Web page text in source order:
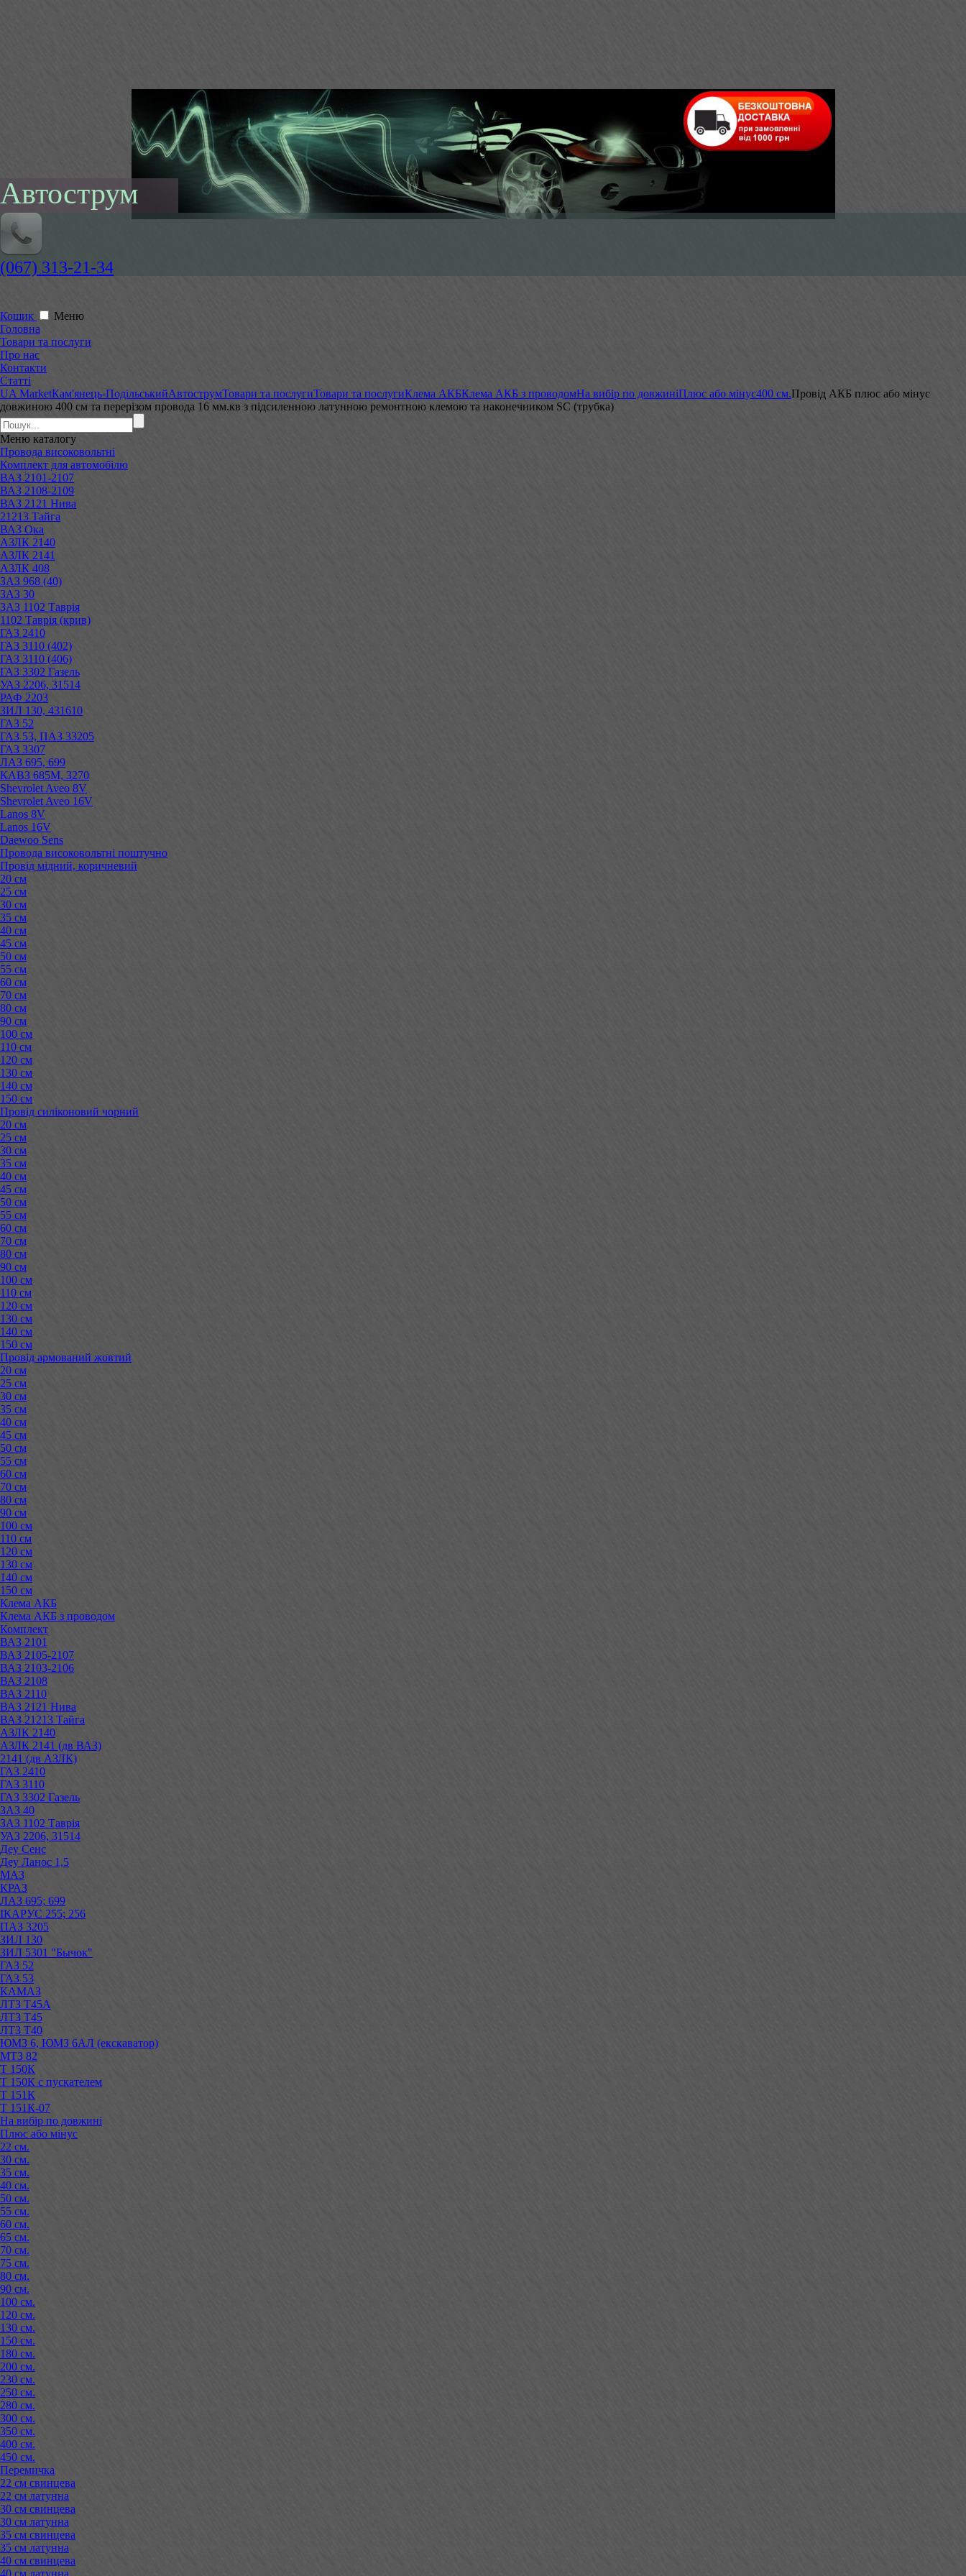
Автострум
(067) 313-21-34
Кошик
Меню
Головна
Товари та послуги
Про нас
Контакти
Статті
UA MarketКам'янець-ПодільськийАвтострумТовари та послугиТовари та послугиКлема АКБКлема АКБ з проводомНа вибір по довжиніПлюс або мінус400 см.Провід АКБ плюс або мінус
довжиною 400 см та перерізом провода 16 мм.кв з підсиленною латунною ремонтною клемою та наконечником SC (трубка)
Меню каталогу
Провода високовольтні
Комплект для автомобілю
ВАЗ 2101-2107
ВАЗ 2108-2109
ВАЗ 2121 Нива
21213 Тайга
ВАЗ Ока
АЗЛК 2140
АЗЛК 2141
АЗЛК 408
ЗАЗ 968 (40)
ЗАЗ 30
ЗАЗ 1102 Таврія
1102 Таврія (крив)
ГАЗ 2410
ГАЗ 3110 (402)
ГАЗ 3110 (406)
ГАЗ 3302 Газель
УАЗ 2206, 31514
РАФ 2203
ЗИЛ 130, 431610
ГАЗ 52
ГАЗ 53, ПАЗ 33205
ГАЗ 3307
ЛАЗ 695, 699
КАВЗ 685М, 3270
Shevrolet Aveo 8V
Shevrolet Aveo 16V
Lanos 8V
Lanos 16V
Daewoo Sens
Провода високовольтні поштучно
Провід мідний, коричневий
20 см
25 см
30 см
35 см
40 см
45 см
50 см
55 см
60 см
70 см
80 см
90 см
100 см
110 см
120 см
130 см
140 см
150 см
Провід силіконовий чорний
20 см
25 см
30 см
35 см
40 см
45 см
50 см
55 см
60 см
70 см
80 см
90 см
100 см
110 см
120 см
130 см
140 см
150 см
Провід армований жовтий
20 см
25 см
30 см
35 см
40 см
45 см
50 см
55 см
60 см
70 см
80 см
90 см
100 см
110 см
120 см
130 см
140 см
150 см
Клема АКБ
Клема АКБ з проводом
Комплект
ВАЗ 2101
ВАЗ 2105-2107
ВАЗ 2103-2106
ВАЗ 2108
ВАЗ 2110
ВАЗ 2121 Нива
ВАЗ 21213 Тайга
АЗЛК 2140
АЗЛК 2141 (дв ВАЗ)
2141 (дв АЗЛК)
ГАЗ 2410
ГАЗ 3110
ГАЗ 3302 Газель
ЗАЗ 40
ЗАЗ 1102 Таврія
УАЗ 2206, 31514
Деу Сенс
Деу Ланос 1,5
МАЗ
КРАЗ
ЛАЗ 695; 699
ІКАРУС 255; 256
ПАЗ 3205
ЗИЛ 130
ЗИЛ 5301 "Бычок"
ГАЗ 52
ГАЗ 53
КАМАЗ
ЛТЗ Т45А
ЛТЗ Т45
ЛТЗ Т40
ЮМЗ 6, ЮМЗ 6АЛ (екскаватор)
МТЗ 82
Т 150К
Т 150К с пускателем
Т 151К
Т 151К-07
На вибір по довжині
Плюс або мінус
22 см.
30 см.
35 см.
40 см.
50 см.
55 см.
60 см.
65 см.
70 см.
75 см.
80 см.
90 см.
100 см.
120 см.
130 см.
150 см.
180 см.
200 см.
230 см.
250 см.
280 см.
300 см.
350 см.
400 см.
450 см.
Перемичка
22 см свинцева
22 см латунна
30 см свинцева
30 см латунна
35 см свинцева
35 см латунна
40 см свинцева